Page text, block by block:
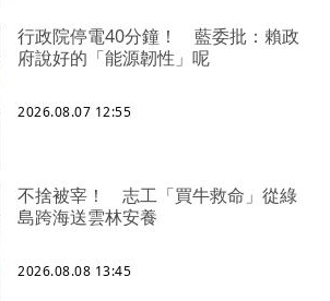
行政院停電40分鐘！ 藍委批：賴政
府說好的「能源韌性」呢
2026.08.07 12:55
不捨被宰！ 志工「買牛救命」從綠
島跨海送雲林安養
2026.08.08 13:45